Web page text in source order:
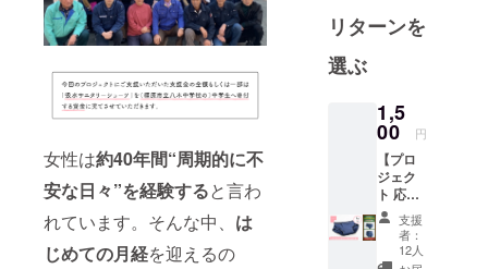
女性は約40年間“周期的に不
安な日々”を経験すると言わ
れています。そんな中、 は
じめての月経を迎えるの
ニーズにお
応えして、
女性の生活
ブにまた安
心安全を提
供していく
そして、イ
ンナーウェ
アというデ
リターンを
選ぶ
1,5
00 円
【プロ
ジェク
ト 応
援】 ①
お礼の
メッ
セージ
支援
者：
12人